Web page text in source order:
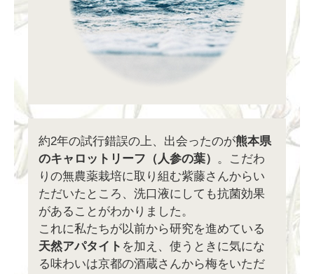
約2年の試行錯誤の上、出会ったのが熊本県
のキャロットリーフ（人参の葉） 。こだわ
りの無農薬栽培に取り組む紫藤さんからい
ただいたところ、洗口液にしても抗菌効果
があることがわかりました。
これに私たちが以前から研究を進めている
天然アパタイト を加え、使うときに気にな
る味わいは京都の酒蔵さんから梅をいただ